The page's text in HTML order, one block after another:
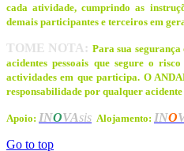
cada atividade, cumprindo as
demais participantes e terceiros em
TOME NOTA: Para sua
acidentes pessoais que segure o
actividades em que participa. O
responsabilidade por qualquer
Apoio: INOVAsis Alojamento: INO
Go to top